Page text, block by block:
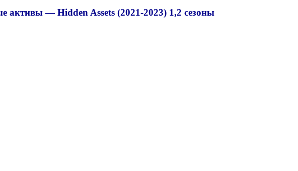
активы — Hidden Assets (2021-2023) 1,2 сезоны